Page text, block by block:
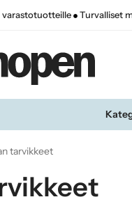
varastotuotteille Turvalliset
tarvikkeet